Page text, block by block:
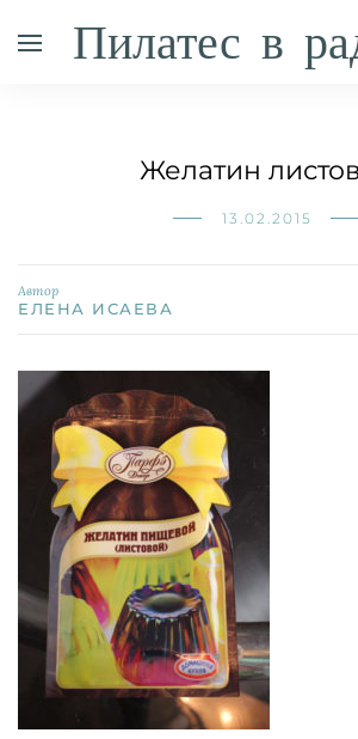
Пилатес в
Желатин
13.02.2015
Автор
ЕЛЕНА ИСАЕВА